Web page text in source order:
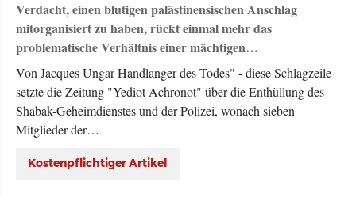
Verdacht, einen blutigen palästinensischen Anschlag
mitorganisiert zu haben, rückt einmal mehr das
problematische Verhältnis einer mächtigen…
Von Jacques Ungar Handlanger des Todes" - diese Schlagzeile
setzte die Zeitung "Yediot Achronot" über die Enthüllung des
Shabak-Geheimdienstes und der Polizei, wonach sieben
Mitglieder der…
Kostenpflichtiger Artikel